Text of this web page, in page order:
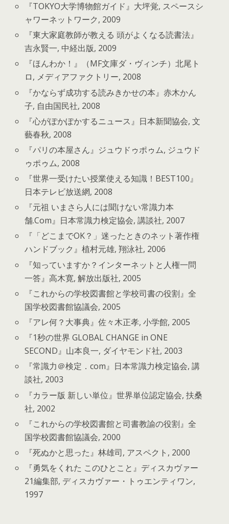
『TOKYO大学博物館ガイド』大坪覚, スペースシ
ャワーネットワーク, 2009
『東大家庭教師が教える 頭がよくなる読書法』
吉永賢一, 中経出版, 2009
『ほんわか！』（MF文庫ダ・ヴィンチ）北尾ト
ロ, メディアファクトリー, 2008
『かならず成功する読みきかせの本』赤木かん
子, 自由国民社, 2008
『心がぽかぽかするニュース』日本新聞協会, 文
藝春秋, 2008
『パリの本屋さん』ジュウドゥポゥム, ジュウド
ゥポゥム, 2008
『世界一受けたい授業使える知識！BEST100』
日本テレビ放送網, 2008
『元祖 いまさら人には聞けない常識力本
舗.Com』日本常識力検定協会, 講談社, 2007
『「どこまでOK？」迷ったときのネット著作権
ハンドブック』植村元雄, 翔泳社, 2006
『知っていますか？インターネットと人権一問
一答』高木寛, 解放出版社, 2005
『これからの学校図書館と学校司書の役割』全
国学校図書館協議会, 2005
『アレ何？大事典』佐々木正孝, 小学館, 2005
『1秒の世界 GLOBAL CHANGE in ONE
SECOND』山本良一, ダイヤモンド社, 2003
『常識力＠検定．com』日本常識力検定協会, 講
談社, 2003
『カラー版 新しい単位』世界単位認定協会, 扶桑
社, 2002
『これからの学校図書館と司書教諭の役割』全
国学校図書館協議会, 2000
『死ぬかと思った』林雄司, アスペクト, 2000
『勇気をくれた このひとこと』ディスカヴァー
21編集部, ディスカヴァー・トゥエンティワン,
1997